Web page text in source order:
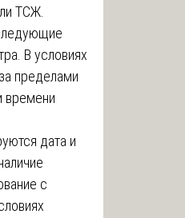
ТСЖ.
В условиях
пределами
времени
дата и
с